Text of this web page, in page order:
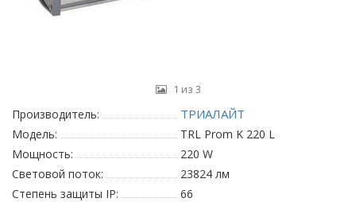
1 из 3
Производитель: ТРИАЛАЙТ
Модель:
TRL Prom K 220 L
Мощность:
220 W
Световой поток:
23824 лм
Степень защиты IP:
66